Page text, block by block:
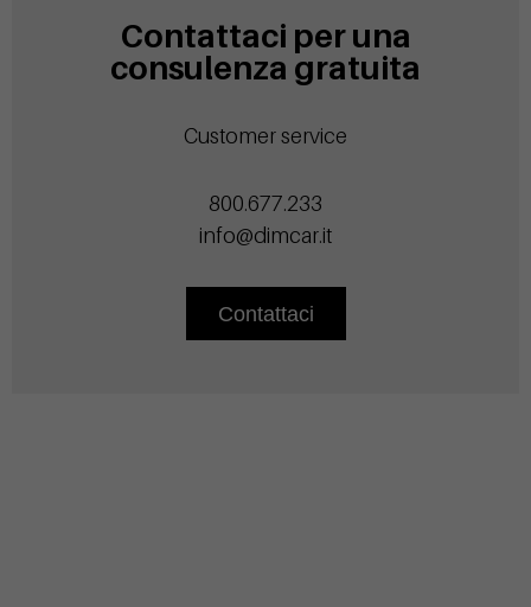
Contattaci per una
consulenza gratuita
Customer service
800.677.233
info@dimcar.it
Contattaci